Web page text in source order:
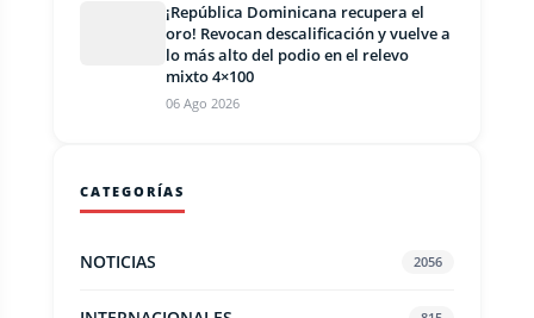
¡República Dominicana recupera el
oro! Revocan descalificación y vuelve a
lo más alto del podio en el relevo
mixto 4×100
06 Ago 2026
CATEGORÍAS
NOTICIAS 2056